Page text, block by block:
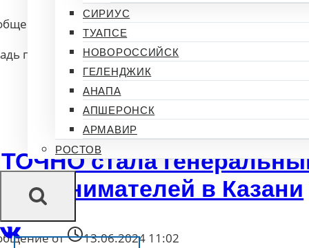
СИРИУС
ТУАПСЕ
НОВОРОССИЙСК
ГЕЛЕНДЖИК
АНАПА
АПШЕРОНСК
АРМАВИР
РОСТОВ
от Новости 93
25.08.2025 20:41
природного пожара под Анапой увеличилась до
стала
в Казани
от
13.06.2024 11:02